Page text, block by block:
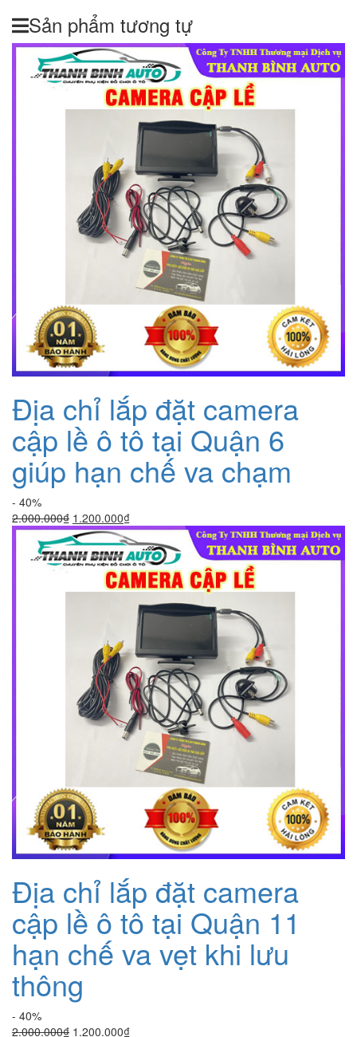
Sản phẩm tương tự
Địa chỉ lắp đặt camera
cập lề ô tô tại Quận 6
giúp hạn chế va chạm
- 40%
2.000.000₫ Giá
gốc
là:
2.000.000₫.
1.200.000₫Giá
hiện
tại
là:
1.200.000₫.
Địa chỉ lắp đặt camera
cập lề ô tô tại Quận 11
hạn chế va vẹt khi lưu
thông
- 40%
2.000.000₫ Giá
1.200.000₫Giá